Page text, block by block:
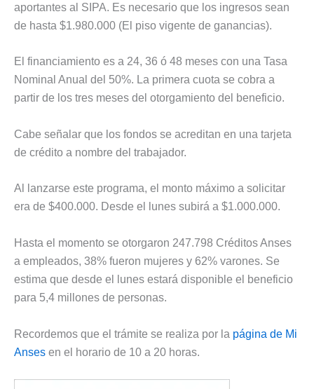
aportantes al SIPA. Es necesario que los ingresos sean
de hasta $1.980.000 (El piso vigente de ganancias).
El financiamiento es a 24, 36 ó 48 meses con una Tasa
Nominal Anual del 50%. La primera cuota se cobra a
partir de los tres meses del otorgamiento del beneficio.
Cabe señalar que los fondos se acreditan en una tarjeta
de crédito a nombre del trabajador.
Al lanzarse este programa, el monto máximo a solicitar
era de $400.000. Desde el lunes subirá a $1.000.000.
Hasta el momento se otorgaron 247.798 Créditos Anses
a empleados, 38% fueron mujeres y 62% varones. Se
estima que desde el lunes estará disponible el beneficio
para 5,4 millones de personas.
Recordemos que el trámite se realiza por la página de Mi
Anses en el horario de 10 a 20 horas.